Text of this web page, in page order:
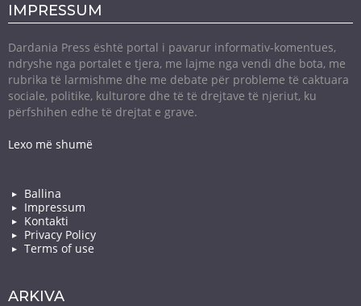
IMPRESSUM
Dardania Press është portal i pavarur informativ-komentues,
ndryshe nga portalet e tjera, me lajme nga vendi dhe bota, me
rubrika të larmishme dhe me debate për probleme të caktuara
sociale, politike, kulturore dhe të të drejtave të njeriut, ku
përfshihen edhe të drejtat e grave.
Lexo më shumë
Ballina
Impressum
Kontakti
Privacy Policy
Terms of use
ARKIVA